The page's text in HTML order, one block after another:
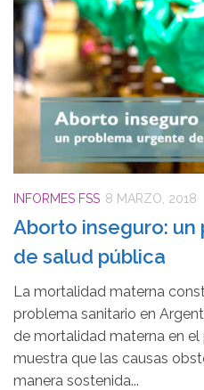
INFORMES FSS 8 MARZO, 2018
Aborto inseguro:
de salud pública
La mortalidad materna
problema sanitario en
de mortalidad materna en el
muestra que las causas
manera sostenida...